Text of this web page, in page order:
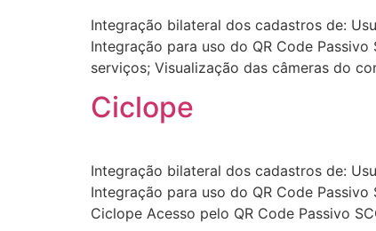
Integração bilateral dos cadastros de:
Integração para uso do QR Code
serviços; Visualização das câmeras do
Ciclope
Integração bilateral dos cadastros de:
Integração para uso do QR Code
Ciclope Acesso pelo QR Code Passivo